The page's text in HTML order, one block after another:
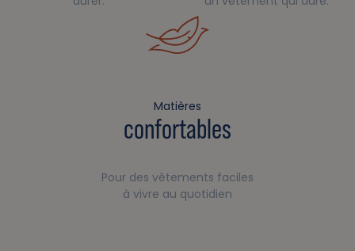
Matières
confortables
Pour des vêtements faciles
à vivre au quotidien